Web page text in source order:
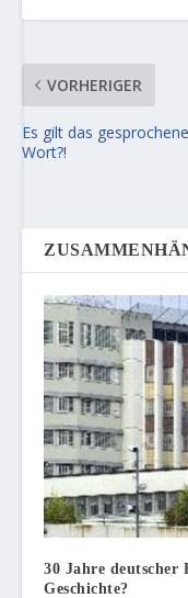
VORHERIGER
Es gilt das gesprochene
Wort?!
30 Jahre deutscher
Geschichte?